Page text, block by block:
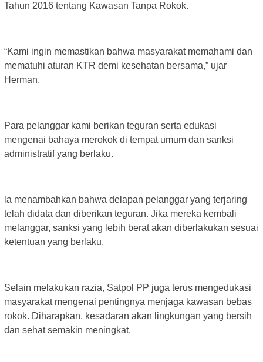
Tahun 2016 tentang Kawasan Tanpa Rokok.
“Kami ingin memastikan bahwa masyarakat memahami dan
mematuhi aturan KTR demi kesehatan bersama,” ujar
Herman.
Para pelanggar kami berikan teguran serta edukasi
mengenai bahaya merokok di tempat umum dan sanksi
administratif yang berlaku.
la menambahkan bahwa delapan pelanggar yang terjaring
telah didata dan diberikan teguran. Jika mereka kembali
melanggar, sanksi yang lebih berat akan diberlakukan sesuai
ketentuan yang berlaku.
Selain melakukan razia, Satpol PP juga terus mengedukasi
masyarakat mengenai pentingnya menjaga kawasan bebas
rokok. Diharapkan, kesadaran akan lingkungan yang bersih
dan sehat semakin meningkat.